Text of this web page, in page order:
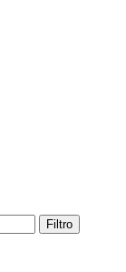
Filtro